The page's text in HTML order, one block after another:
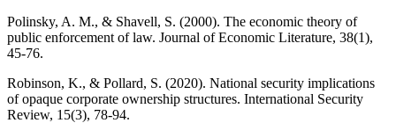
Polinsky, A. M., & Shavell, S. (2000). The economic theory of
public enforcement of law. Journal of Economic Literature, 38(1),
45-76.
Robinson, K., & Pollard, S. (2020). National security implications
of opaque corporate ownership structures. International Security
Review, 15(3), 78-94.